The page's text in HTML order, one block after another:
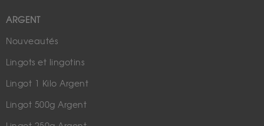
ARGENT
Nouveautés
Lingots et lingotins
Lingot 1 Kilo Argent
Lingot 500g Argent